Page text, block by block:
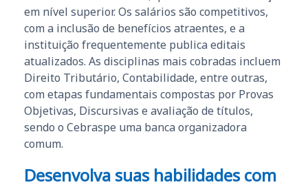
em nível superior. Os salários são competitivos,
com a inclusão de benefícios atraentes, e a
instituição frequentemente publica editais
atualizados. As disciplinas mais cobradas incluem
Direito Tributário, Contabilidade, entre outras,
com etapas fundamentais compostas por Provas
Objetivas, Discursivas e avaliação de títulos,
sendo o Cebraspe uma banca organizadora
comum.
Desenvolva suas habilidades com